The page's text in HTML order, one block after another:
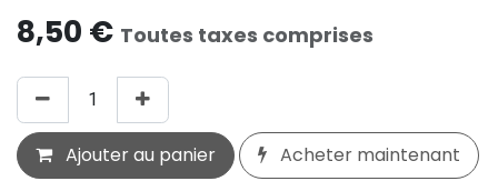
8,50 € Toutes taxes comprises
Ajouter au panier Acheter maintenant